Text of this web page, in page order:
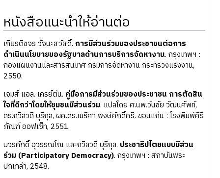
หนังสือแนะนำให้อ่านต่อ
เกียรติขจร วัจนะสวัสดิ์. การมีส่วนร่วมของประชาชนต่อการ
ดำเนินนโยบายของรัฐบาลด้านการบริการจัดหางาน. กรุงเทพฯ :
กองแผนงานและสารสนเทศ กรมการจัดหางาน กระทรวงแรงงาน,
2550.
เจมส์ แอล. เครย์ตัน. คู่มือการมีส่วนร่วมของประชาชน การตัดสิน
ใจที่ดีกว่าโดยให้ชุมชนมีส่วนร่วม. แปลโดย ศ.นพ.วันชัย วัฒนศัพท์,
ดร.ถวิลวดี บุรีกุล, ผศ.ดร.เมธิศา พงษ์ศักดิ์ศรี. ขอนแก่น : โรงพิมพ์ศิริ
ภัณฑ์ ออฟเซ็ท, 2551.
บวรศักดิ์ อุวรรณโณ และถวิลวดี บุรีกุล. ประชาธิปไตยแบบมีส่วน
ร่วม (Participatory Democracy). กรุงเทพฯ : สถาบันพระ
ปกเกล้า, 2548.